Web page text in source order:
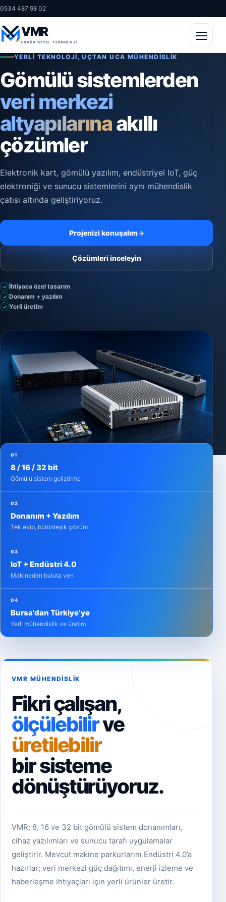
0534 487 98 02
VMR
ENDÜSTRIYEL TEKNOLOJI
YERLI TEKNOLOJI, UÇTAN UCA MÜHENDISLIK
Gömülü sistemlerden
veri merkezi
altyapılarınaakıllı
çözümler
Elektronik kart, gömülü yazılım, endüstriyel IoT, güç
elektroniği ve sunucu sistemlerini aynı mühendislik
çatısı altında geliştiriyoruz.
Projenizi konuşalım→
Çözümleri inceleyin
✓ İhtiyaca özel tasarım
✓ Donanım + yazılım
✓ Yerli üretim
01
8 / 16 / 32 bit
Gömülü sistem geliştirme
02
Donanım + Yazılım
Tek ekip, bütünleşik çözüm
03
IoT + Endüstri 4.0
Makineden buluta veri
04
Bursa’dan Türkiye’ye
Yerli mühendislik ve üretim
VMR MÜHENDISLIK
Fikri çalışan,
ölçülebilirve
üretilebilir
bir sisteme
dönüştürüyoruz.
VMR; 8, 16 ve 32 bit gömülü sistem donanımları,
cihaz yazılımları ve sunucu tarafı uygulamalar
geliştirir. Mevcut makine parkurlarını Endüstri 4.0’a
hazırlar; veri merkezi güç dağıtımı, enerji izleme ve
haberleşme ihtiyaçları için yerli ürünler üretir.